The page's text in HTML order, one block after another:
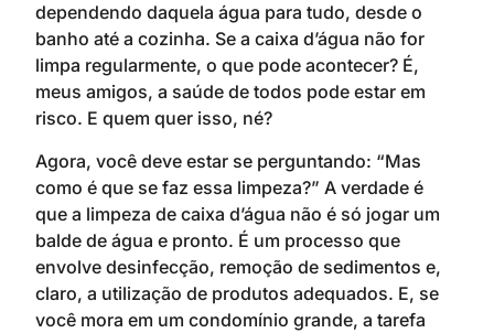
dependendo daquela água para tudo, desde o
banho até a cozinha. Se a caixa d’água não for
limpa regularmente, o que pode acontecer? É,
meus amigos, a saúde de todos pode estar em
risco. E quem quer isso, né?
Agora, você deve estar se perguntando: “Mas
como é que se faz essa limpeza?” A verdade é
que a limpeza de caixa d’água não é só jogar um
balde de água e pronto. É um processo que
envolve desinfecção, remoção de sedimentos e,
claro, a utilização de produtos adequados. E, se
você mora em um condomínio grande, a tarefa